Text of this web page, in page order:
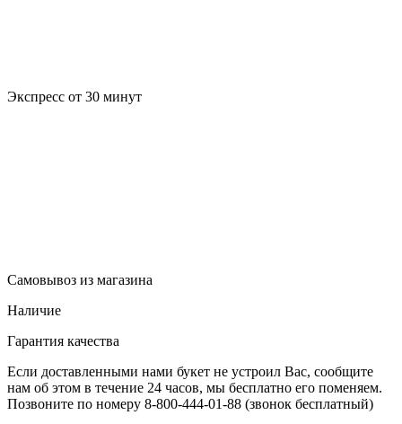
Экспресс от 30 минут
Самовывоз из магазина
Наличие
Гарантия качества
Если доставленными нами букет не устроил Вас, сообщите
нам об этом в течение 24 часов, мы бесплатно его поменяем.
Позвоните по номеру 8-800-444-01-88 (звонок бесплатный)